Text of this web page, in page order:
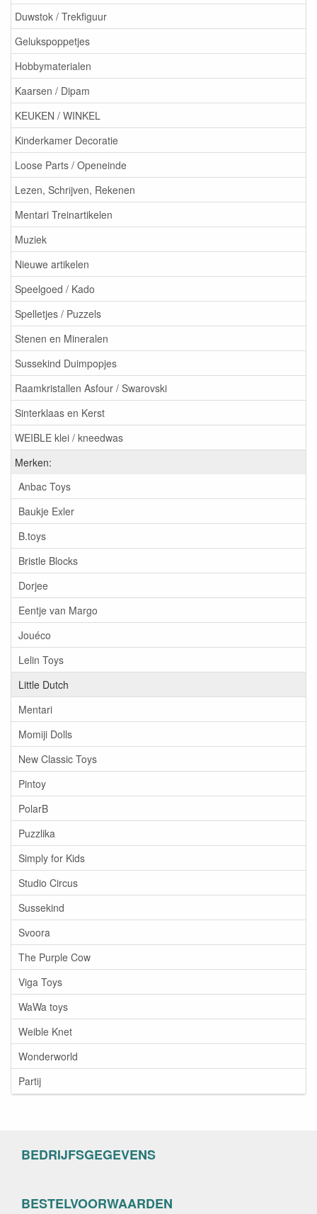
Duwstok / Trekfiguur
Gelukspoppetjes
Hobbymaterialen
Kaarsen / Dipam
KEUKEN / WINKEL
Kinderkamer Decoratie
Loose Parts / Openeinde
Lezen, Schrijven, Rekenen
Mentari Treinartikelen
Muziek
Nieuwe artikelen
Speelgoed / Kado
Spelletjes / Puzzels
Stenen en Mineralen
Sussekind Duimpopjes
Raamkristallen Asfour / Swarovski
Sinterklaas en Kerst
WEIBLE klei / kneedwas
Merken:
Anbac Toys
Baukje Exler
B.toys
Bristle Blocks
Dorjee
Eentje van Margo
Jouéco
Lelin Toys
Little Dutch
Mentari
Momiji Dolls
New Classic Toys
Pintoy
PolarB
Puzzlika
Simply for Kids
Studio Circus
Sussekind
Svoora
The Purple Cow
Viga Toys
WaWa toys
Weible Knet
Wonderworld
Partij
BEDRIJFSGEGEVENS
BESTELVOORWAARDEN